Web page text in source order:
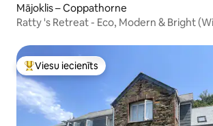
Mājoklis – Coppathorne
Ratty 's Retreat - Eco, Modern & Bright
Populārs viesu iecienīts mājoklis
Viesu iecienīts